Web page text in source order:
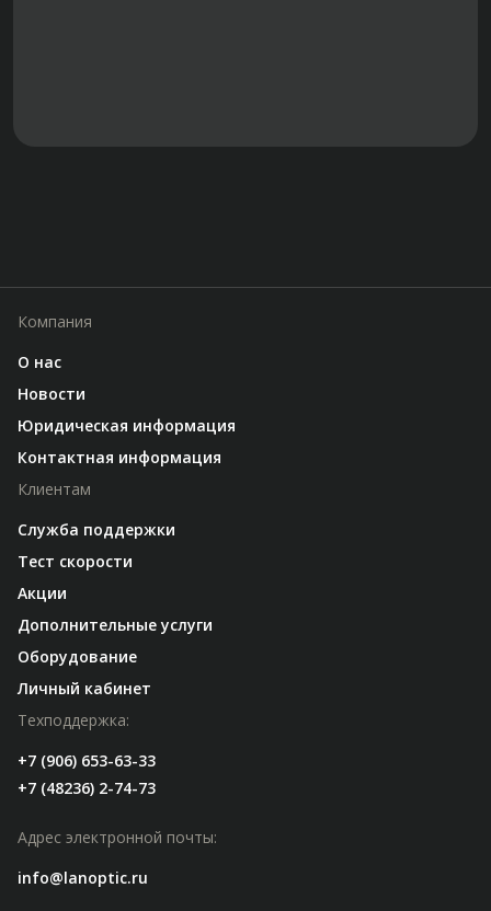
Компания
О нас
Новости
Юридическая информация
Контактная информация
Клиентам
Служба поддержки
Тест скорости
Акции
Дополнительные услуги
Оборудование
Личный кабинет
Техподдержка:
+7 (906) 653-63-33
+7 (48236) 2-74-73
Адрес электронной почты:
info@lanoptic.ru